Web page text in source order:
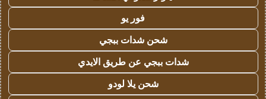
فور يو
شحن شدات ببجي
شدات ببجي عن طريق الايدي
شحن يلا لودو